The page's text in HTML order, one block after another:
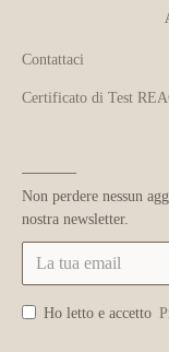
Contattaci
Certificato di Test
Non perdere nessun
nostra newsletter.
Ho letto e accetto